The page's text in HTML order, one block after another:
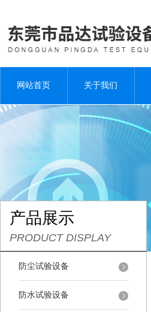
网站首页 关于我们
产品展示
PRODUCT DISPLAY
防尘试验设备
防水试验设备